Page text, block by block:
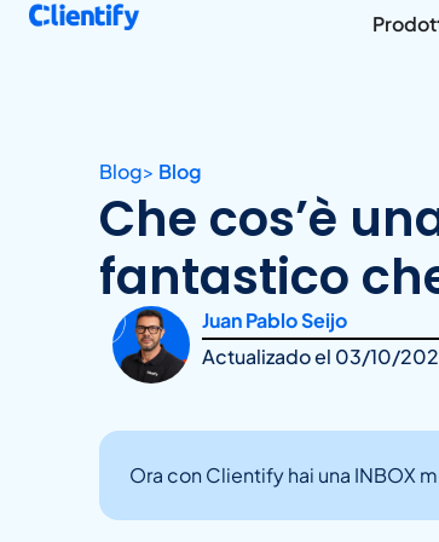
Blog> Blog
Che cos’è
fantastico
Juan Pablo Seijo
Actualizado el 03/10/
Ora con Clientify hai una INBOX